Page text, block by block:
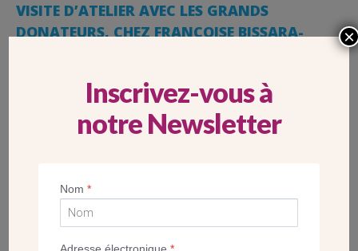
VISITE D’ATELIER AVEC LES GRANDS
DONATEURS, CHEZ FRANÇOISE BISSARA-
Inscrivez-vous à
notre Newsletter
Nom*
Adresse électronique*
×